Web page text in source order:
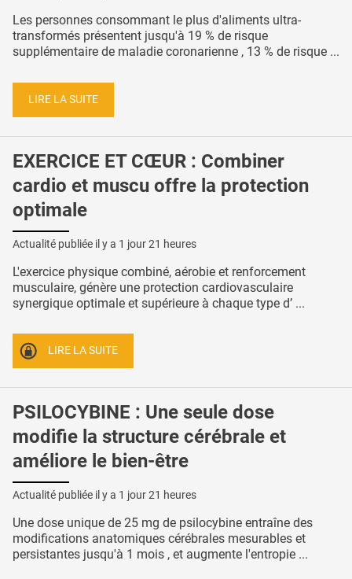
Les personnes consommant le plus d'aliments ultra-
transformés présentent jusqu'à 19 % de risque
supplémentaire de maladie coronarienne , 13 % de risque ...
LIRE LA SUITE
EXERCICE ET CŒUR : Combiner
cardio et muscu offre la protection
optimale
Actualité publiée il y a 1 jour 21 heures
L'exercice physique combiné, aérobie et renforcement
musculaire, génère une protection cardiovasculaire
synergique optimale et supérieure à chaque type d’ ...
LIRE LA SUITE
PSILOCYBINE : Une seule dose
modifie la structure cérébrale et
améliore le bien-être
Actualité publiée il y a 1 jour 21 heures
Une dose unique de 25 mg de psilocybine entraîne des
modifications anatomiques cérébrales mesurables et
persistantes jusqu'à 1 mois , et augmente l'entropie ...